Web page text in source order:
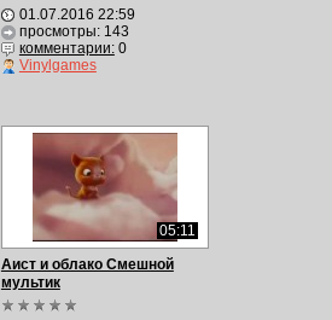
01.07.2016 22:59
просмотры: 143
комментарии:0
Vinylgames
05:11
Аист и облако Смешной
мультик